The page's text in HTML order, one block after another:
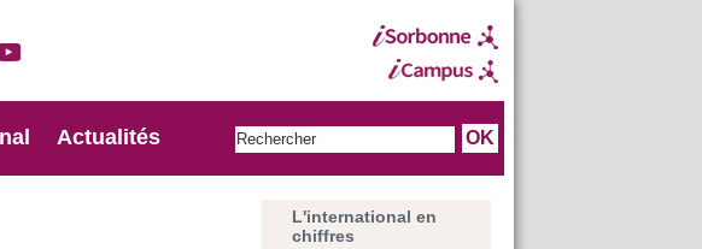
Actualités
L'international en
chiffres